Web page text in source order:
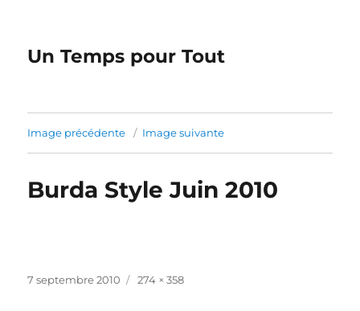
Un Temps pour Tout
Image précédente Image suivante
Burda Style Juin 2010
Publié
7 septembre 2010
Taille
274 × 358